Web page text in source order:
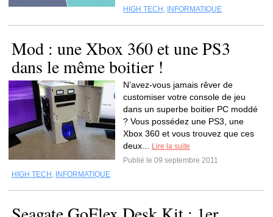
HIGH TECH , INFORMATIQUE
Mod : une Xbox 360 et une PS3
dans le même boitier !
N’avez-vous jamais rêver de
customiser votre console de jeu
dans un superbe boitier PC moddé
? Vous possédez une PS3, une
Xbox 360 et vous trouvez que ces
deux...
Lire la suite
Publié le 09 septembre 2011
HIGH TECH , INFORMATIQUE